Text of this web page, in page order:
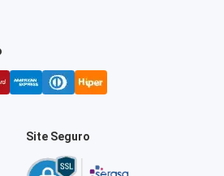
Site Seguro